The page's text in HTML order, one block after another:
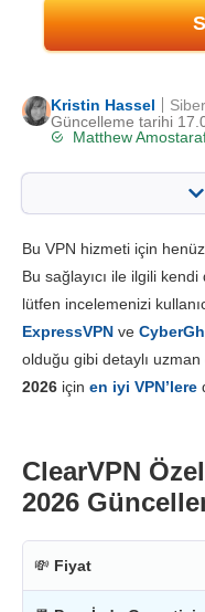
Kristin Hassel
Güncelleme tarihi
Matthew Amos
Önemli Özellikler
Kurulum ve
Güvenilirlik & Destek
Bu VPN hizmeti için
Bu sağlayıcı ile ilgili
lütfen incelemenizi
ExpressVPN ve
olduğu gibi detaylı
2026 için en iyi VPN’lere
ClearVPN
2026
💸 Fiyat